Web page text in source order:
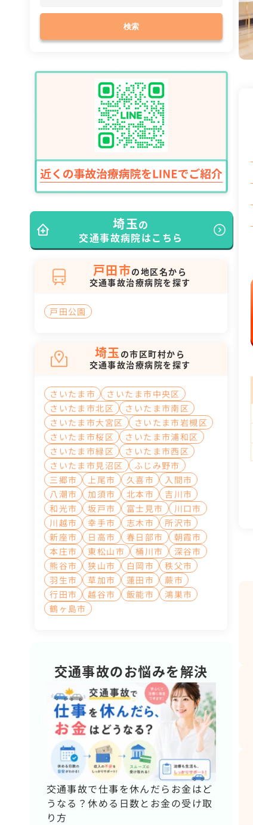
検索
埼玉の
交通事故病院はこちら
戸田市の地区名から
交通事故治療病院を探す
戸田公園
埼玉 の市区町村から
交通事故治療病院を探す
さいたま市
さいたま市中央区
さいたま市北区
さいたま市南区
さいたま市大宮区
さいたま市岩槻区
さいたま市桜区
さいたま市浦和区
さいたま市緑区
さいたま市西区
さいたま市見沼区
ふじみ野市
三郷市
上尾市 久喜市
入間市
八潮市
加須市 北本市
吉川市
和光市
坂戸市 富士見市
川口市
川越市
幸手市 志木市
所沢市
新座市
日高市 春日部市
朝霞市
本庄市
東松山市 桶川市
深谷市
熊谷市
狭山市 白岡市
秩父市
羽生市
草加市 蓮田市
蕨市
行田市
越谷市 飯能市
鴻巣市
鶴ヶ島市
交通事故のお悩みを解決
交通事故で仕事を休んだらお金はど
うなる？休める日数とお金の受け取
り方